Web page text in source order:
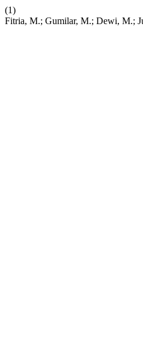
(1)
Fitria, M.; Gumilar, M.; Dewi,